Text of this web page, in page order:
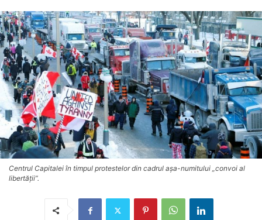
Centrul Capitalei în timpul protestelor din cadrul așa-numitului „convoi al
libertății”.